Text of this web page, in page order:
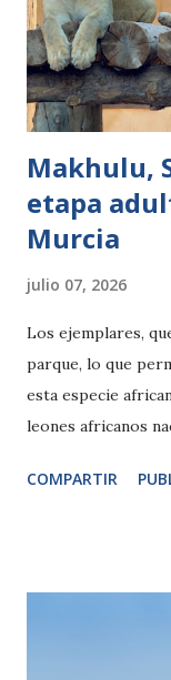
título que
temáticos del
otros parques
Phantasialand
Makhulu,
etapa
Murcia
julio 07, 2026
Los ejemplares,
parque, lo que
esta especie
leones africanos
especialmente
COMPARTIR